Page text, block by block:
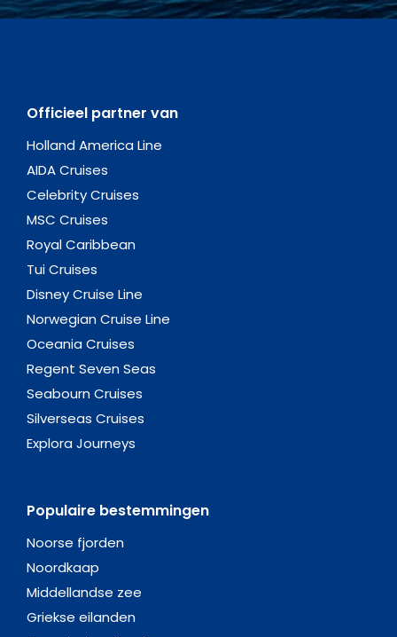
Officieel partner van
Holland America Line
AIDA Cruises
Celebrity Cruises
MSC Cruises
Royal Caribbean
Tui Cruises
Disney Cruise Line
Norwegian Cruise Line
Oceania Cruises
Regent Seven Seas
Seabourn Cruises
Silverseas Cruises
Explora Journeys
Populaire bestemmingen
Noorse fjorden
Noordkaap
Middellandse zee
Griekse eilanden